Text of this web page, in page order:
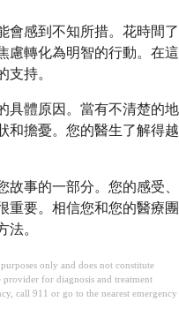
會感到不知所措。花時間了
慮轉化為明智的行動。在這
支持。
具體原因。當有不清楚的地
和擔憂。您的醫生了解得越
事的一部分。您的感受、
重要。相信您和您的醫療團
法。
only and does not constitute
for diagnosis and treatment
call 911 or go to the nearest emergency